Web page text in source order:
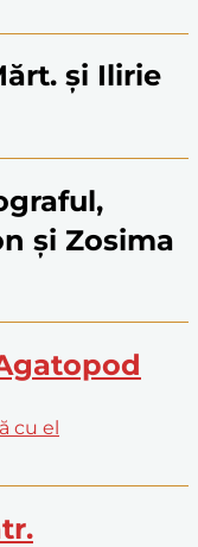
și Ilirie
și Zosima
cu el